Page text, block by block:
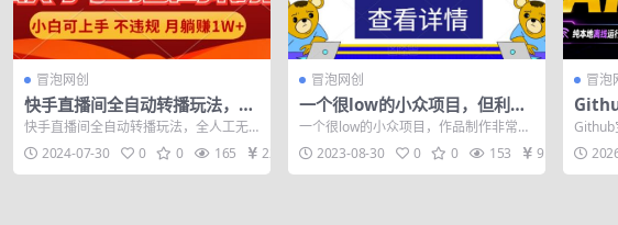
冒泡网创
快手直播间全自动转播玩法，全
人工无需干预，小白月入1W+轻
松实现【揭秘】
快手直播间全自动转播玩法，全人工无
需干预，小白月入1W+轻松实现【揭
秘】 今天给...
2024-07-30 0 0 165 22
冒泡网创
一个很low的小众项目，但利润
非常巨大，闷声发大财的首选副
业，操作的好月入过万【揭秘】
一个很low的小众项目，作品制作非常简
单，利润巨大，因为我自己也购买过的
商品，做...
2023-08-30 0 0 153 9.9
冒泡
免费
支持
Github
图，
获...